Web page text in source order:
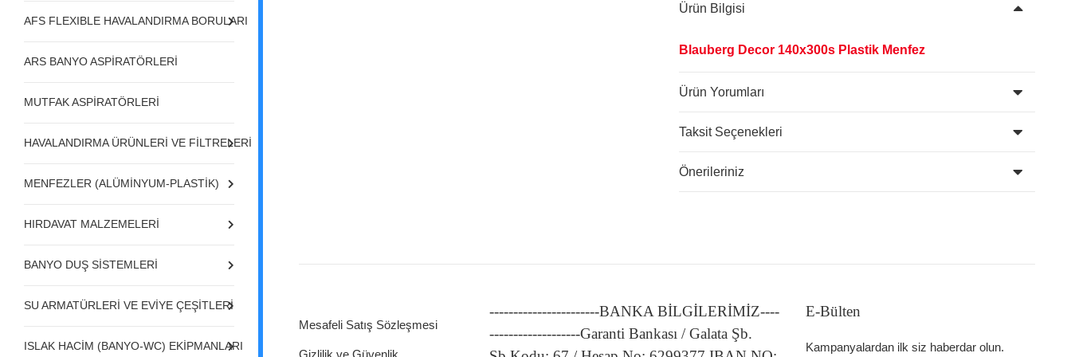
AFS FLEXIBLE HAVALANDIRMA BORULARI
ARS BANYO ASPİRATÖRLERİ
MUTFAK ASPİRATÖRLERİ
HAVALANDIRMA ÜRÜNLERİ VE FİLTRELERİ
MENFEZLER (ALÜMİNYUM-PLASTİK)
HIRDAVAT MALZEMELERİ
BANYO DUŞ SİSTEMLERİ
SU ARMATÜRLERİ VE EVİYE ÇEŞİTLERİ
ISLAK HACİM (BANYO-WC) EKİPMANLARI
Ürün Bilgisi
Blauberg Decor 140x300s Plastik Menfez
Ürün Yorumları
Taksit Seçenekleri
Önerileriniz
Mesafeli Satış Sözleşmesi
Gizlilik ve Güvenlik
-----------------------BANKA BİLGİLERİMİZ----
-------------------Garanti Bankası / Galata Şb.
E-Bülten
Kampanyalardan ilk siz haberdar olun.